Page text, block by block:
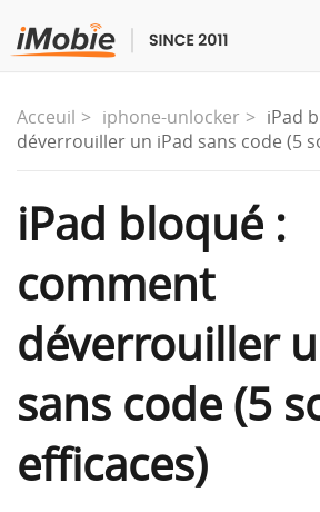
Déverrouillage &
Transfert
Multimédia
Utilitaires
Solutions
Acceuil iphone-unlocker
iPad
déverrouiller un iPad sans code (5
iPad bloqué :
comment
déverrouiller
sans code (5
efficaces)